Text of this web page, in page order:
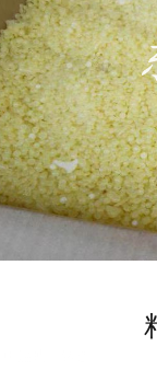
温蜡、铸造